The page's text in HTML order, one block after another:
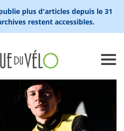
plus d'articles depuis le 31
restent accessibles.